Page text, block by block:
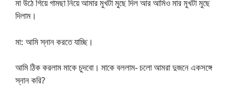
মা উঠে গিয়ে গামছা নিয়ে আমার মুখটা মুছে দিল আর আমিও মার মুখটা মুছে
দিলাম।
মা: আমি স্নান করতে যাচ্ছি।
আমি ঠিক করলাম মাকে চুদবো। মাকে বললাম- চলো আমরা দুজনে একসঙ্গে
স্নান করি?